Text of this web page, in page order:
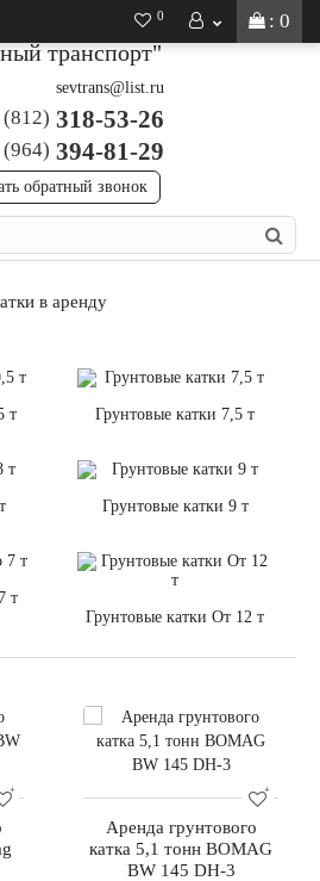
: 0
0
sevtrans@list.ru
318-53-26
394-81-29
обратный звонок
в аренду
т Грунтовые катки 7,5 т
Грунтовые катки 9 т
т
Грунтовые катки От 12 т
Аренда грунтового
катка 5,1 тонн BOMAG
BW 145 DH-3